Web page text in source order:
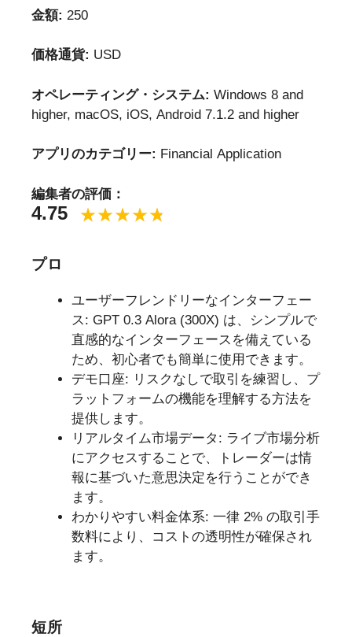
金額: 250
価格通貨: USD
オペレーティング・システム: Windows 8 and
higher, macOS, iOS, Android 7.1.2 and higher
アプリのカテゴリー: Financial Application
編集者の評価：
4.75
プロ
ユーザーフレンドリーなインターフェー
ス: GPT 0.3 Alora (300X) は、シンプルで
直感的なインターフェースを備えている
ため、初心者でも簡単に使用できます。
デモ口座: リスクなしで取引を練習し、プ
ラットフォームの機能を理解する方法を
提供します。
リアルタイム市場データ: ライブ市場分析
にアクセスすることで、トレーダーは情
報に基づいた意思決定を行うことができ
ます。
わかりやすい料金体系: 一律 2% の取引手
数料により、コストの透明性が確保され
ます。
短所